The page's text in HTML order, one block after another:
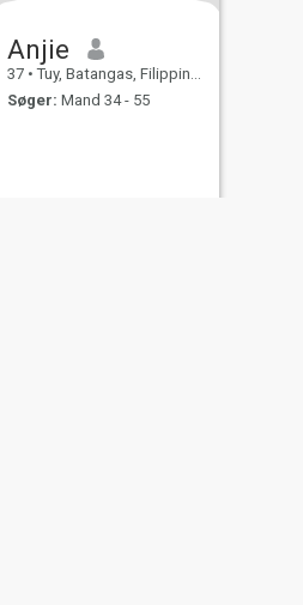
Anjie
37 • Tuy, Batangas, Filippinerne
Søger: Mand 34 - 55